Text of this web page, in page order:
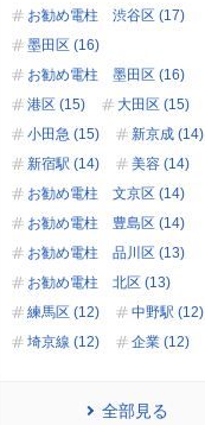
お勧め電柱 渋谷区 (17)
墨田区 (16)
お勧め電柱 墨田区 (16)
港区 (15)
大田区 (15)
小田急 (15)
新京成 (14)
新宿駅 (14)
美容 (14)
お勧め電柱 文京区 (14)
お勧め電柱 豊島区 (14)
お勧め電柱 品川区 (13)
お勧め電柱 北区 (13)
練馬区 (12)
中野駅 (12)
埼京線 (12)
企業 (12)
全部見る